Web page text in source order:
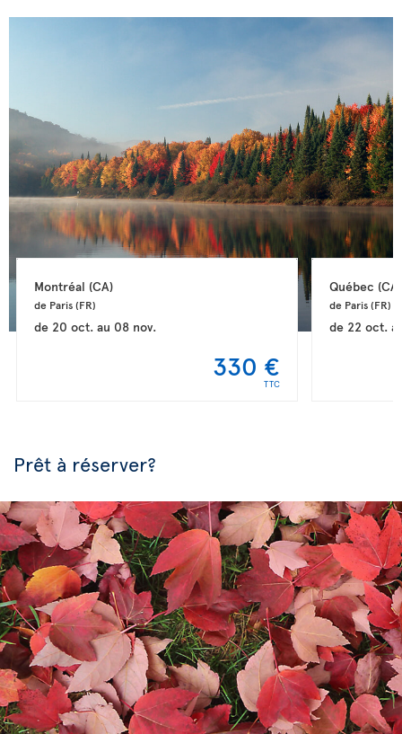
Montréal (CA)
de Paris (FR)
de 20 oct.au 08 nov.
330 €
TTC
Québec (CA)
de Paris (FR)
de 22 oct.
Prêt à réserver?